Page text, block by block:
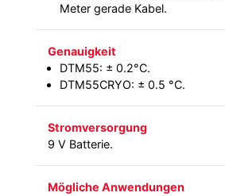
Meter gerade Kabel.
Genauigkeit
DTM55: ± 0.2°C.
DTM55CRYO: ± 0.5 °C.
Stromversorgung
9 V Batterie.
Mögliche Anwendungen